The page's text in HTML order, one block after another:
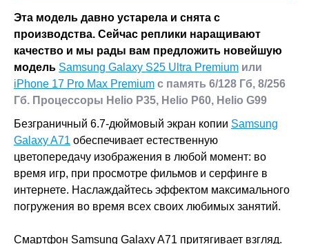
Эта модель давно устарела и снята с
производства. Сейчас реплики наращивают
качество и мы рады вам предложить новейшую
модель Samsung Galaxy S25 Ultra Premium или
iPhone 17 Pro Max Premium с память 6/128 Гб, 8/256
Гб. Процессоры Helio P35, Helio P60, Helio G99
Безграничный 6.7-дюймовый экран копии Samsung
Galaxy A71 обеспечивает естественную
цветопередачу изображения в любой момент: во
время игр, при просмотре фильмов и серфинге в
интернете. Наслаждайтесь эффектом максимального
погружения во время всех своих любимых занятий.
Смартфон Samsung Galaxy A71 притягивает взгляд.